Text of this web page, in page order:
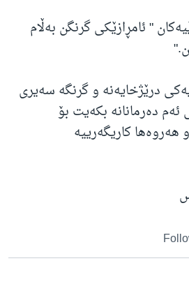
" ئامڕازێکی گرنگن بەڵام
درێژخایەنە و گرنگە سەیری
ئەم دەرمانانە بکەیت بۆ
کاریگەرییە